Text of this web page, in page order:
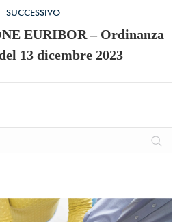
SUCCESSIVO
Numero
di
posts:
EURIBOR – Ordinanza
13 dicembre 2023